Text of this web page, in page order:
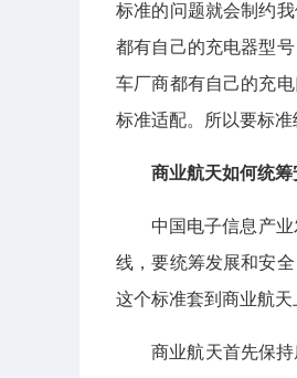
标准的问题就会制约
都有自己的充电器型
车厂商都有自己的充
标准适配。所以要标准
商业航天如何统筹
中国电子信息产
线，要统筹发展和安
这个标准套到商业航天
商业航天首先保